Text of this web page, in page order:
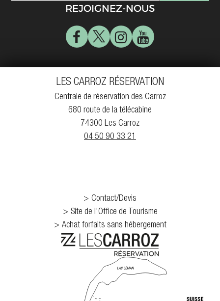
REJOIGNEZ-NOUS
LES CARROZ RÉSERVATION
Centrale de réservation des Carroz
680 route de la télécabine
74300 Les Carroz
04 50 90 33 21
Contact/Devis
Site de l'Office de Tourisme
Achat forfaits sans hébergement